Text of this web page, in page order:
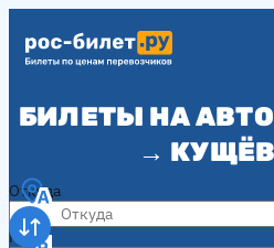
БИЛЕТЫ НА
→
Откуда
Куда